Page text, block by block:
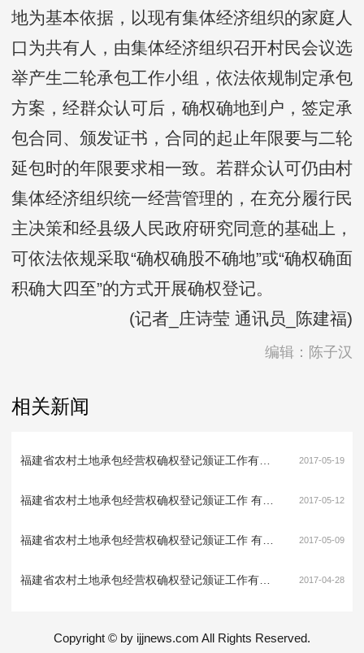
地为基本依据，以现有集体经济组织的家庭人
口为共有人，由集体经济组织召开村民会议选
举产生二轮承包工作小组，依法依规制定承包
方案，经群众认可后，确权确地到户，签定承
包合同、颁发证书，合同的起止年限要与二轮
延包时的年限要求相一致。若群众认可仍由村
集体经济组织统一经营管理的，在充分履行民
主决策和经县级人民政府研究同意的基础上，
可依法依规采取“确权确股不确地”或“确权确面
积确大四至”的方式开展确权登记。
(记者_庄诗莹 通讯员_陈建福)
编辑：陈子汉
相关新闻
福建省农村土地承包经营权确权登记颁证工作有关法规政策问题解答（五） 2017-05-19
福建省农村土地承包经营权确权登记颁证工作 有关法规政策问题解答（四） 2017-05-12
福建省农村土地承包经营权确权登记颁证工作 有关法规政策问题解答（三） 2017-05-09
福建省农村土地承包经营权确权登记颁证工作有关法规政策问题解答（二） 2017-04-28
Copyright © by ijjnews.com All Rights Reserved.